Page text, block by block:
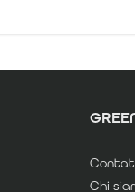
Chi